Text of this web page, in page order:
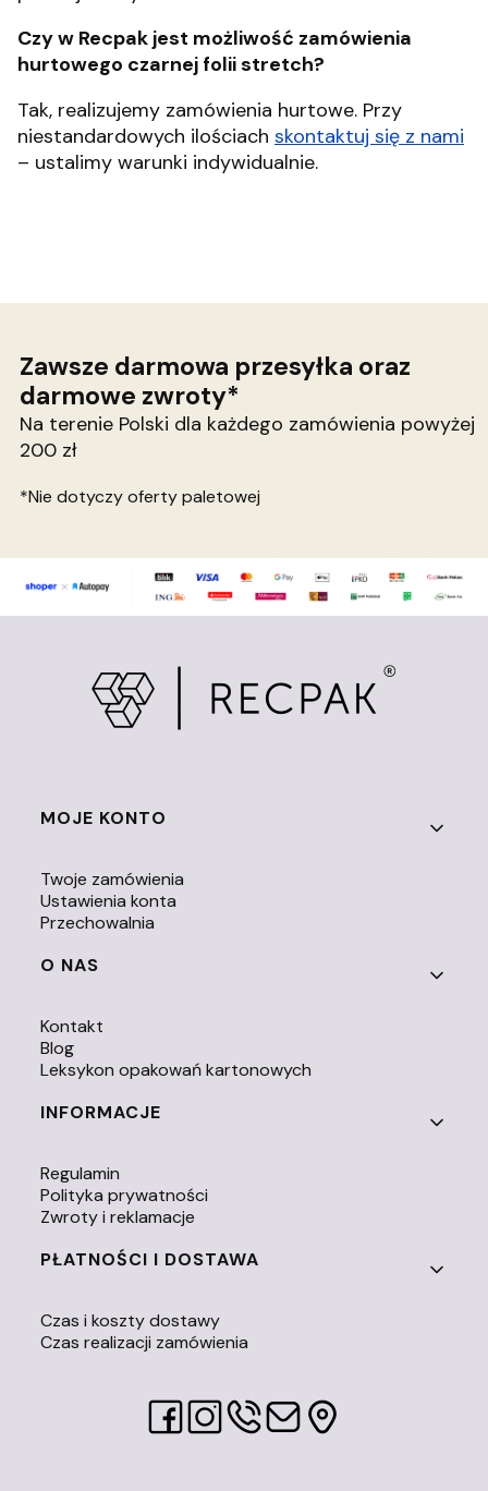
Czy w Recpak jest możliwość zamówienia
hurtowego czarnej folii stretch?
Tak, realizujemy zamówienia hurtowe. Przy
niestandardowych ilościach skontaktuj się z nami
– ustalimy warunki indywidualnie.
Zawsze darmowa przesyłka oraz
darmowe zwroty*
Na terenie Polski dla każdego zamówienia powyżej
200 zł
*Nie dotyczy oferty paletowej
Linki w stopce
MOJE KONTO
Twoje zamówienia
Ustawienia konta
Przechowalnia
O NAS
Kontakt
Blog
Leksykon opakowań kartonowych
INFORMACJE
Regulamin
Polityka prywatności
Zwroty i reklamacje
PŁATNOŚCI I DOSTAWA
Czas i koszty dostawy
Czas realizacji zamówienia